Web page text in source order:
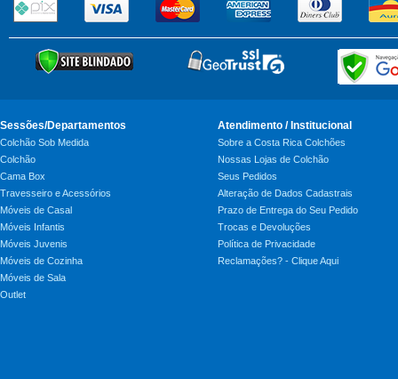
Sessões/Departamentos
Colchão Sob Medida
Colchão
Cama Box
Travesseiro e Acessórios
Móveis de Casal
Móveis Infantis
Móveis Juvenis
Móveis de Cozinha
Móveis de Sala
Outlet
Atendimento / Institucional
Sobre a Costa Rica Colchões
Nossas Lojas de Colchão
Seus Pedidos
Alteração de Dados Cadastrais
Prazo de Entrega do Seu Pedido
Trocas e Devoluções
Política de Privacidade
Reclamações? - Clique Aqui